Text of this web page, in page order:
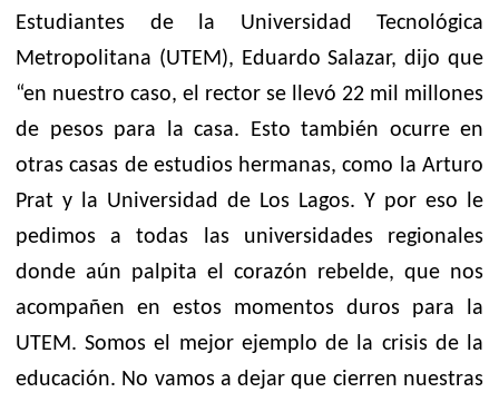
Estudiantes de la Universidad Tecnológica
Metropolitana (UTEM), Eduardo Salazar, dijo que
“en nuestro caso, el rector se llevó 22 mil millones
de pesos para la casa. Esto también ocurre en
otras casas de estudios hermanas, como la Arturo
Prat y la Universidad de Los Lagos. Y por eso le
pedimos a todas las universidades regionales
donde aún palpita el corazón rebelde, que nos
acompañen en estos momentos duros para la
UTEM. Somos el mejor ejemplo de la crisis de la
educación. No vamos a dejar que cierren nuestras